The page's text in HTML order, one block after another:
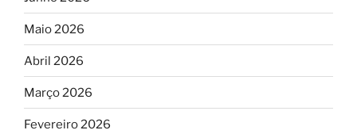
Maio 2026
Abril 2026
Março 2026
Fevereiro 2026